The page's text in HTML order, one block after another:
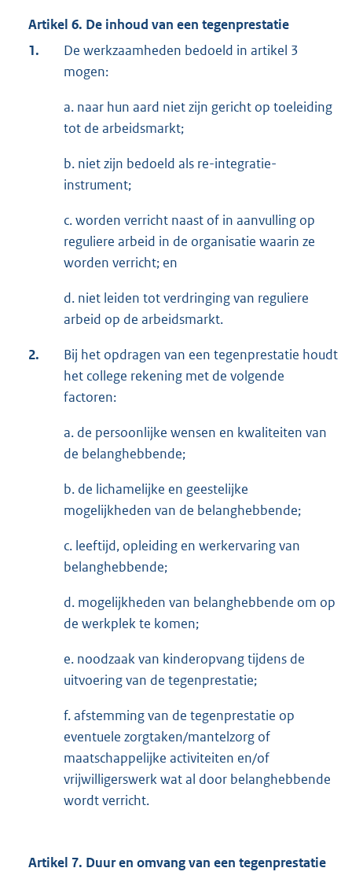
Artikel 6. De inhoud van een tegenprestatie
1.
De werkzaamheden bedoeld in artikel 3
mogen:
a. naar hun aard niet zijn gericht op toeleiding
tot de arbeidsmarkt;
b. niet zijn bedoeld als re-integratie-
instrument;
c. worden verricht naast of in aanvulling op
reguliere arbeid in de organisatie waarin ze
worden verricht; en
d. niet leiden tot verdringing van reguliere
arbeid op de arbeidsmarkt.
2.
Bij het opdragen van een tegenprestatie houdt
het college rekening met de volgende
factoren:
a. de persoonlijke wensen en kwaliteiten van
de belanghebbende;
b. de lichamelijke en geestelijke
mogelijkheden van de belanghebbende;
c. leeftijd, opleiding en werkervaring van
belanghebbende;
d. mogelijkheden van belanghebbende om op
de werkplek te komen;
e. noodzaak van kinderopvang tijdens de
uitvoering van de tegenprestatie;
f. afstemming van de tegenprestatie op
eventuele zorgtaken/mantelzorg of
maatschappelijke activiteiten en/of
vrijwilligerswerk wat al door belanghebbende
wordt verricht.
Artikel 7. Duur en omvang van een tegenprestatie